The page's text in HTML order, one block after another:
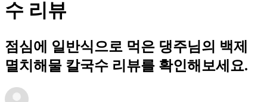
수 리뷰
점심에 일반식으로 먹은 댕주님의 백제
멸치해물 칼국수 리뷰를 확인해보세요.